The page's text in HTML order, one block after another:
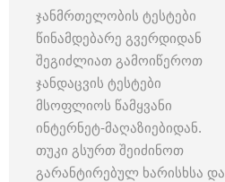
ჯანმრთელობის ტესტები
წინამდებარე გვერდიდან
შეგიძლიათ გამოიწეროთ
ჯანდაცვის ტესტები
მსოფლიოს წამყვანი
ინტერნეტ-მაღაზიებიდან.
თუკი გსურთ შეიძინოთ
გარანტირებულ ხარისხსა და